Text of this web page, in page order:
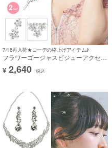
7/16再入荷★コーデの格上げアイテム♪
フラワーゴージャスビジューアクセサ
リー2点セット [ネックレス＋ピアス]
¥ 2,640 税込